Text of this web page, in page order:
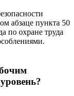
абзаце пункта 50
по охране труда